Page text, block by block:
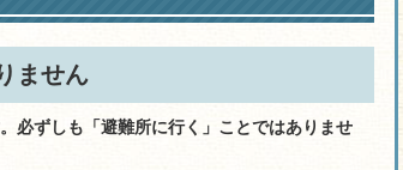
ません
必ずしも「避難所に行く」ことではありませ